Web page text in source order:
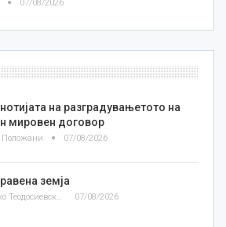
07/08/2026
на разградувањетото на
мировен договор
Положани 07/08/2026
земја
Златко Теодосиевски 07/08/2026